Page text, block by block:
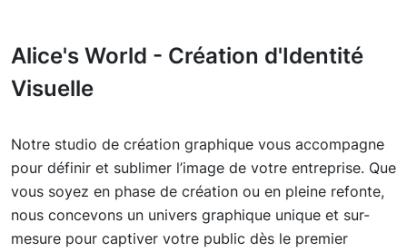
Alice's World - Création d'Identité
Visuelle
Notre studio de création graphique vous accompagne
pour définir et sublimer l’image de votre entreprise. Que
vous soyez en phase de création ou en pleine refonte,
nous concevons un univers graphique unique et sur-
mesure pour captiver votre public dès le premier